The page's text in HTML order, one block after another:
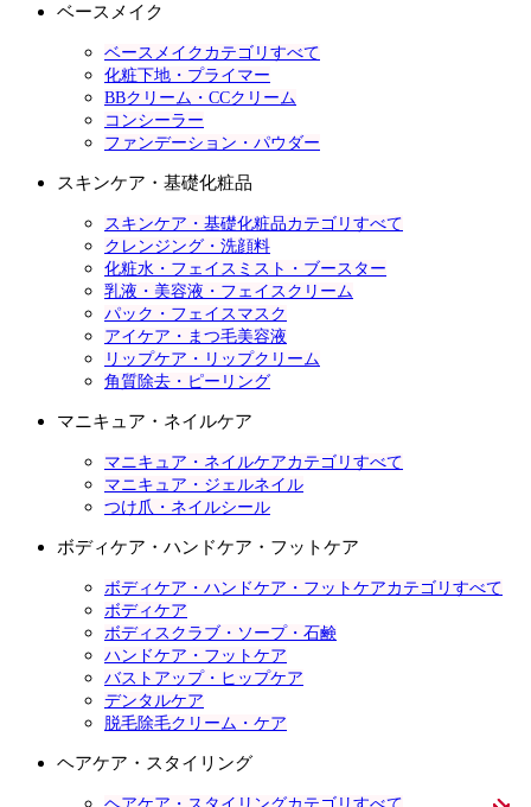
ベースメイク
ベースメイクカテゴリすべて
化粧下地・プライマー
BBクリーム・CCクリーム
コンシーラー
ファンデーション・パウダー
スキンケア・基礎化粧品
スキンケア・基礎化粧品カテゴリすべて
クレンジング・洗顔料
化粧水・フェイスミスト・ブースター
乳液・美容液・フェイスクリーム
パック・フェイスマスク
アイケア・まつ毛美容液
リップケア・リップクリーム
角質除去・ピーリング
マニキュア・ネイルケア
マニキュア・ネイルケアカテゴリすべて
マニキュア・ジェルネイル
つけ爪・ネイルシール
ボディケア・ハンドケア・フットケア
ボディケア・ハンドケア・フットケアカテゴリすべて
ボディケア
ボディスクラブ・ソープ・石鹸
ハンドケア・フットケア
バストアップ・ヒップケア
デンタルケア
脱毛除毛クリーム・ケア
ヘアケア・スタイリング